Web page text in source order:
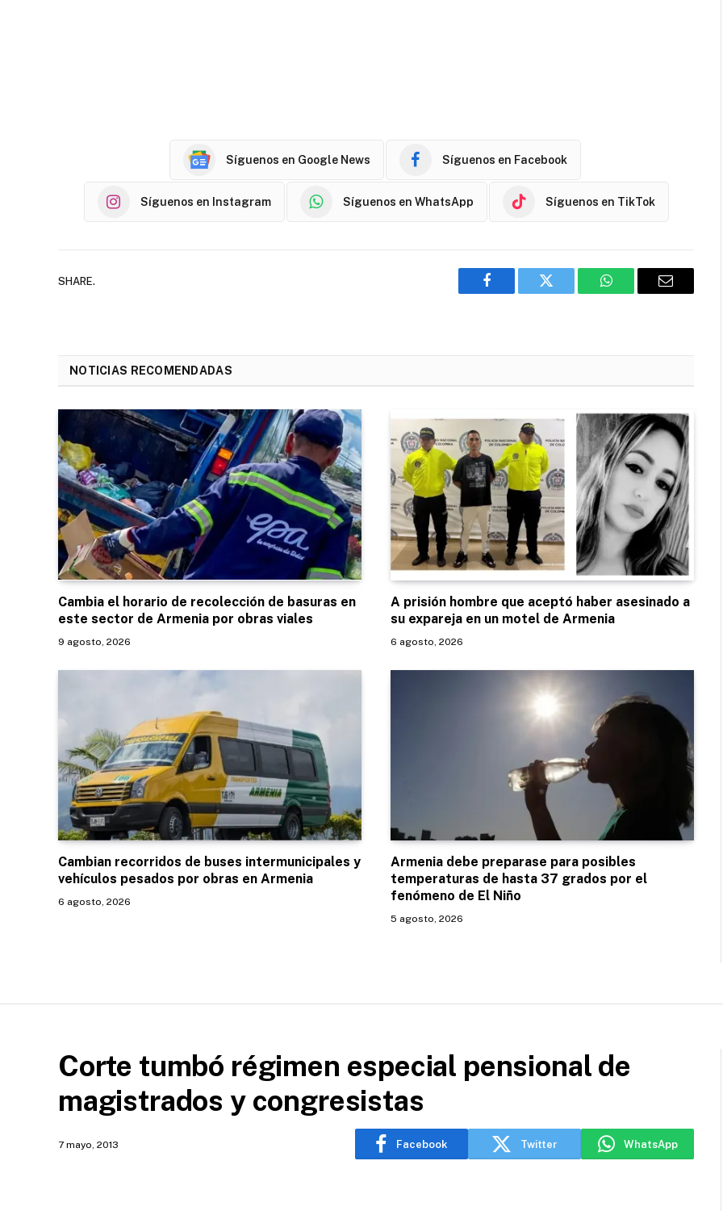
Síguenos en Google News Síguenos en Facebook
Síguenos en Instagram Síguenos en WhatsApp Síguenos en TikTok
SHARE.
Facebook Twitter WhatsAppEmail
NOTICIAS RECOMENDADAS
Cambia el horario de recolección de basuras en
este sector de Armenia por obras viales
9 agosto, 2026
A prisión hombre que aceptó haber asesinado a
su expareja en un motel de Armenia
6 agosto, 2026
Cambian recorridos de buses intermunicipales y
vehículos pesados por obras en Armenia
6 agosto, 2026
Armenia debe preparase para posibles
temperaturas de hasta 37 grados por el
fenómeno de El Niño
5 agosto, 2026
Corte tumbó régimen especial pensional de
magistrados y congresistas
7 mayo, 2013 Facebook Twitter WhatsApp